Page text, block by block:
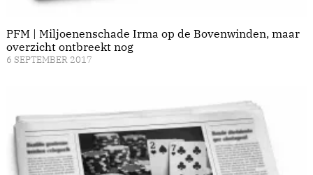
PFM | Miljoenenschade Irma op de Bovenwinden, maar
overzicht ontbreekt nog
6 SEPTEMBER 2017